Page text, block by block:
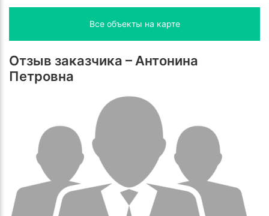
Все объекты на карте
Отзыв заказчика – Антонина
Петровна